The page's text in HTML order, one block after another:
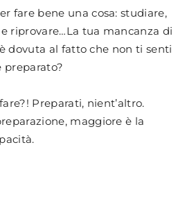
fare bene una cosa: studiare,
riprovare…La tua mancanza di
dovuta al fatto che non ti senti
preparato?
Preparati, nient’altro.
maggiore è la